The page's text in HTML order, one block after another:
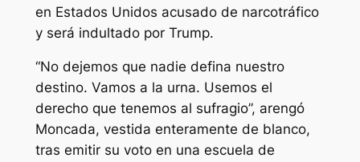
en Estados Unidos acusado de narcotráfico
y será indultado por Trump.
“No dejemos que nadie defina nuestro
destino. Vamos a la urna. Usemos el
derecho que tenemos al sufragio”, arengó
Moncada, vestida enteramente de blanco,
tras emitir su voto en una escuela de